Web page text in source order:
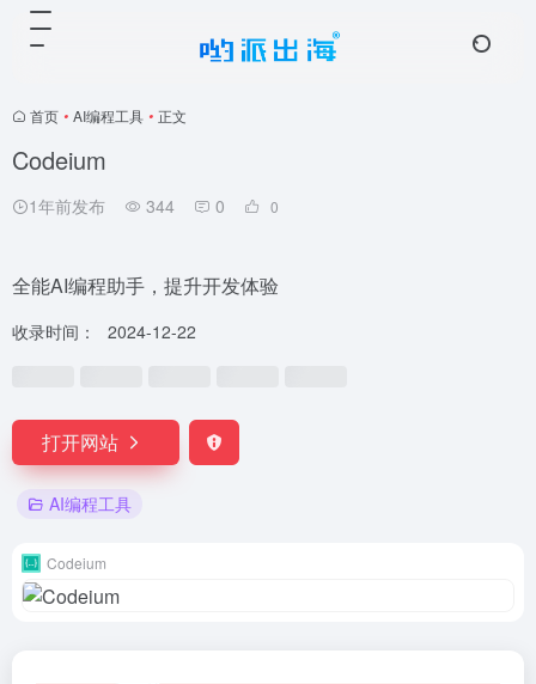
首页 • AI编程工具 • 正文
Codeium
1年前发布 344 0 0
全能AI编程助手，提升开发体验
收录时间： 2024-12-22
打开网站
AI编程工具
Codeium